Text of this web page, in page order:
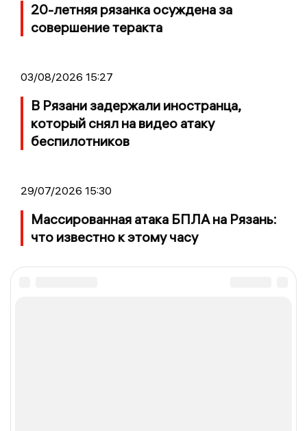
20-летняя рязанка осуждена за
совершение теракта
03/08/2026 15:27
В Рязани задержали иностранца,
который снял на видео атаку
беспилотников
29/07/2026 15:30
Массированная атака БПЛА на Рязань:
что известно к этому часу